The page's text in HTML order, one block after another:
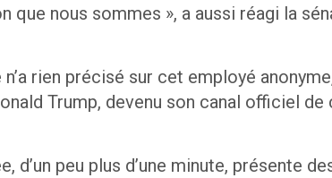
que nous sommes », a aussi réagi la
rien précisé sur cet employé
Trump, devenu son canal officiel
d’un peu plus d’une minute, présente